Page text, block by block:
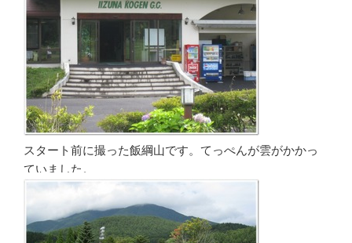
スタート前に撮った飯綱山です。てっぺんが雲がかかっ
ていました。